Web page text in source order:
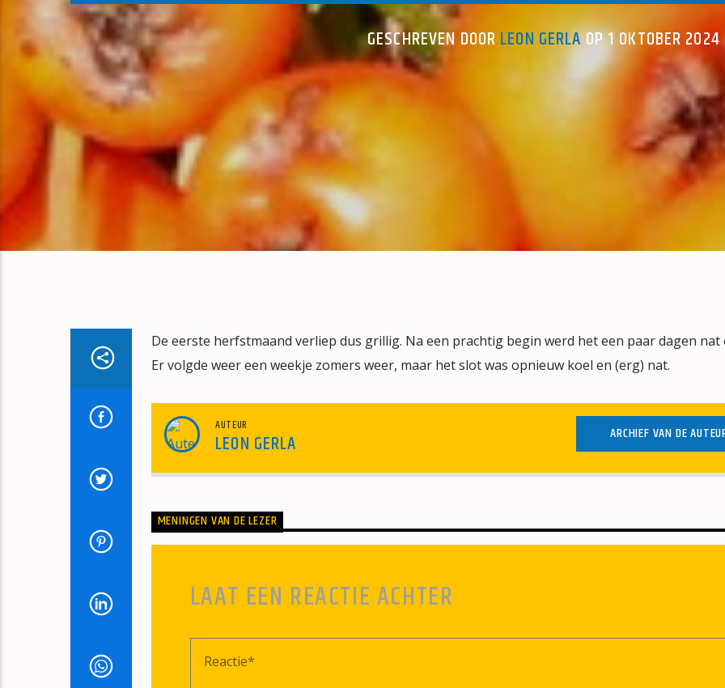
GESCHREVEN DOOR LEON GERLAOP 1 OKTOBER 2024
De eerste herfstmaand verliep dus grillig. Na een prachtig begin werd het een paar dagen nat
Er volgde weer een weekje zomers weer, maar het slot was opnieuw koel en (erg) nat.
AUTEUR
LEON GERLA ARCHIEF VAN DE
MENINGEN VAN DE LEZER
LAAT EEN REACTIE ACHTER